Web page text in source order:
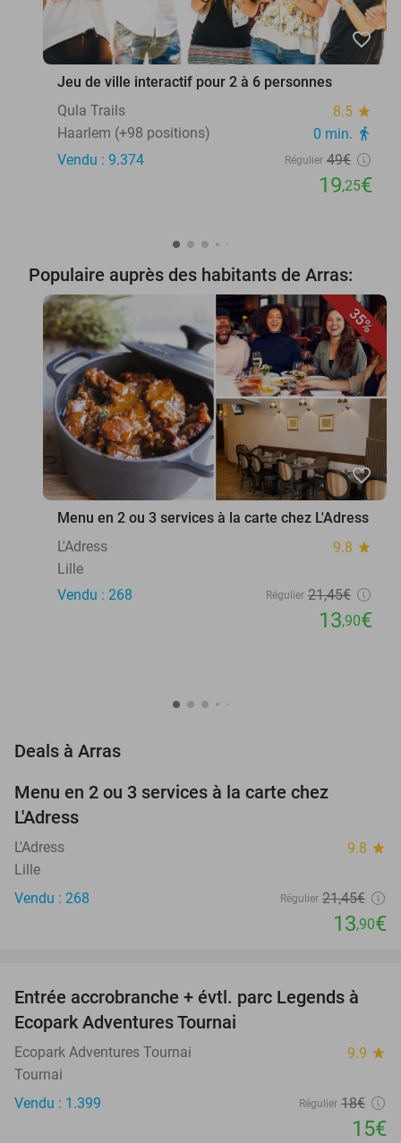
favorite_border
Jeu de ville interactif pour 2 à 6 personnes
Qula Trails
8.5 star
Haarlem (+98 positions) 0 min. directions_walk
Vendu : 9.374 Régulier 49€
19,25€
Populaire auprès des habitants de Arras:
35%
favorite_border
Menu en 2 ou 3 services à la carte chez L'Adress
L'Adress
9.8 star
Lille
Vendu : 268
Régulier 21,45€
13,90€
Deals à Arras
Menu en 2 ou 3 services à la carte chez
L'Adress
L'Adress 9.8 star
Lille
Vendu : 268
Régulier 21,45€
13,90€
17%
Entrée accrobranche + évtl. parc Legends à
Ecopark Adventures Tournai
Ecopark Adventures Tournai 9.9 star
Tournai
Vendu : 1.399
Régulier 18€
15€